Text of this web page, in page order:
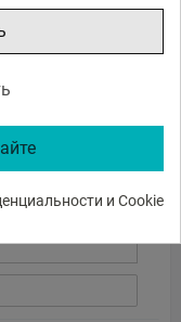
и Cookie
4K